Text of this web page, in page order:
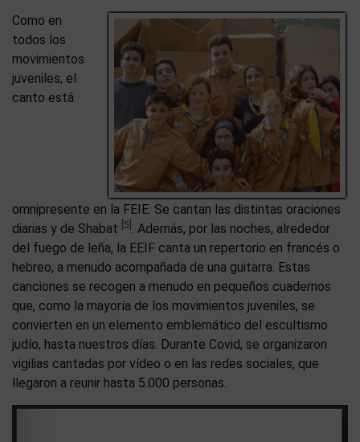
Como en
todos los
movimientos
juveniles, el
canto está
omnipresente en la FEIE. Se cantan las distintas oraciones
diarias y de Shabat
[5] . Además, por las noches, alrededor
del fuego de leña, la EEIF canta un repertorio en francés o
hebreo, a menudo acompañada de una guitarra. Estas
canciones se recogen a menudo en pequeños cuadernos
que, como la mayoría de los movimientos juveniles, se
convierten en un elemento emblemático del escultismo
judío, hasta nuestros días. Durante Covid, se organizaron
vigilias cantadas por vídeo o en las redes sociales, que
llegaron a reunir hasta 5.000 personas.